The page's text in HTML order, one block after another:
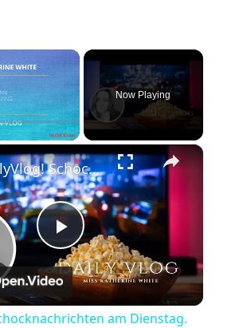
×
Now Playing
×
Play
Video
#DailyVlog! Schocknachrichten am Dienstag. Wie geht es jetzt weiter mit Chicago P.D?
am Dienstag.